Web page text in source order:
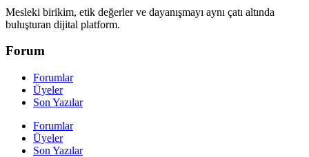
Mesleki birikim, etik değerler ve dayanışmayı aynı çatı altında
buluşturan dijital platform.
Forum
Forumlar
Üyeler
Son Yazılar
Forumlar
Üyeler
Son Yazılar